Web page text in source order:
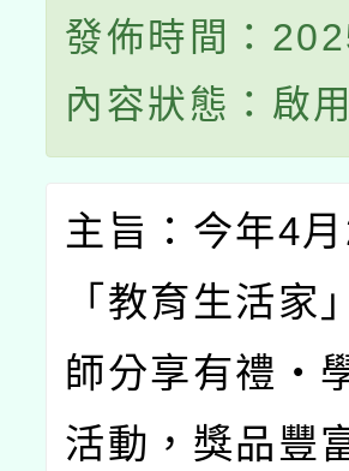
發佈時間：
內容狀態：啟
主旨：今年4月
「教育生活家
師分享有禮 ‧
活動，獎品豐